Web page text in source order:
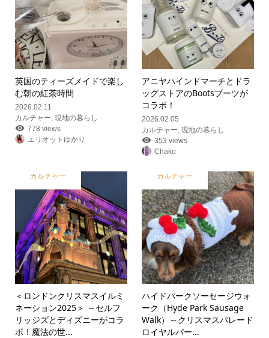
英国のティーズメイドで楽し
む朝の紅茶時間
2026.02.11
カルチャー, 現地の暮らし
778 views
エリオットゆかり
アニヤハインドマーチとドラ
ッグストアのBootsブーツが
コラボ！
2026.02.05
カルチャー,現地の暮らし
353 views
Chako
カルチャー
＜ロンドンクリスマスイルミ
ネーション2025＞ ～セルフ
リッジズとディズニーがコラ
ボ！魔法の世...
カルチャー
ハイドパークソーセージウォ
ーク（Hyde Park Sausage
Walk）～クリスマスパレード
ロイヤルパー...